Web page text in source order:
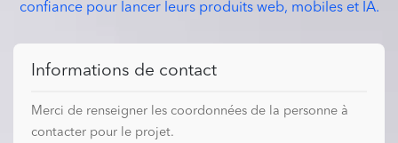
confiance pour lancer leurs produits web, mobiles et IA.
Informations de contact
Merci de renseigner les coordonnées de la personne à
contacter pour le projet.